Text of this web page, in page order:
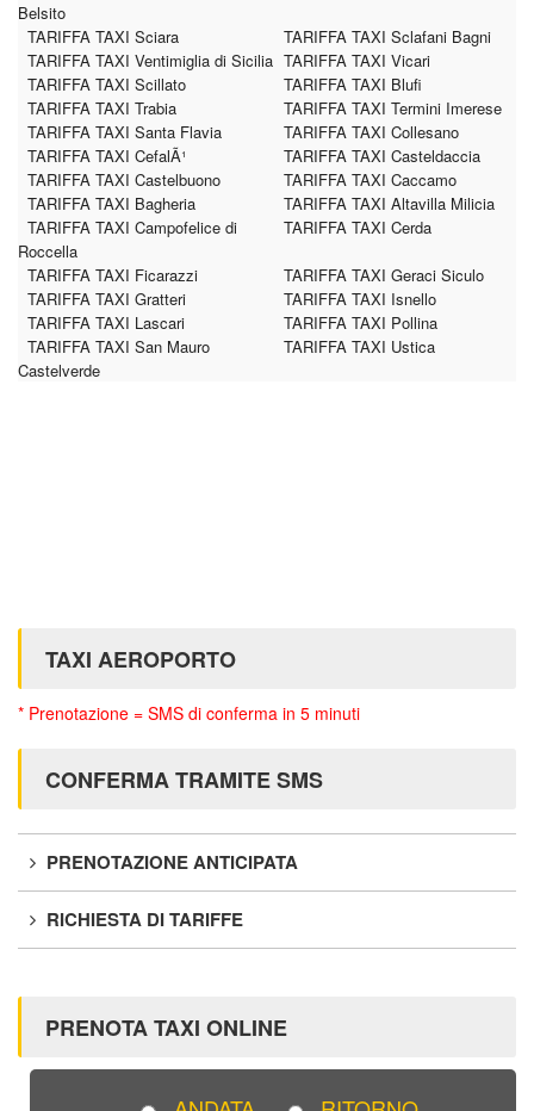
Belsito
TARIFFA TAXI Sciara
TARIFFA TAXI Sclafani Bagni
TARIFFA TAXI Ventimiglia di Sicilia TARIFFA TAXI Vicari
TARIFFA TAXI Scillato
TARIFFA TAXI Blufi
TARIFFA TAXI Trabia
TARIFFA TAXI Termini Imerese
TARIFFA TAXI Santa Flavia
TARIFFA TAXI Collesano
TARIFFA TAXI CefalÃ¹
TARIFFA TAXI Casteldaccia
TARIFFA TAXI Castelbuono
TARIFFA TAXI Caccamo
TARIFFA TAXI Bagheria
TARIFFA TAXI Altavilla Milicia
TARIFFA TAXI Campofelice di
Roccella
TARIFFA TAXI Cerda
TARIFFA TAXI Ficarazzi
TARIFFA TAXI Geraci Siculo
TARIFFA TAXI Gratteri
TARIFFA TAXI Isnello
TARIFFA TAXI Lascari
TARIFFA TAXI Pollina
TARIFFA TAXI San Mauro
Castelverde
TARIFFA TAXI Ustica
TAXI AEROPORTO
* Prenotazione = SMS di conferma in 5 minuti
CONFERMA TRAMITE SMS
PRENOTAZIONE ANTICIPATA
RICHIESTA DI TARIFFE
PRENOTA TAXI ONLINE